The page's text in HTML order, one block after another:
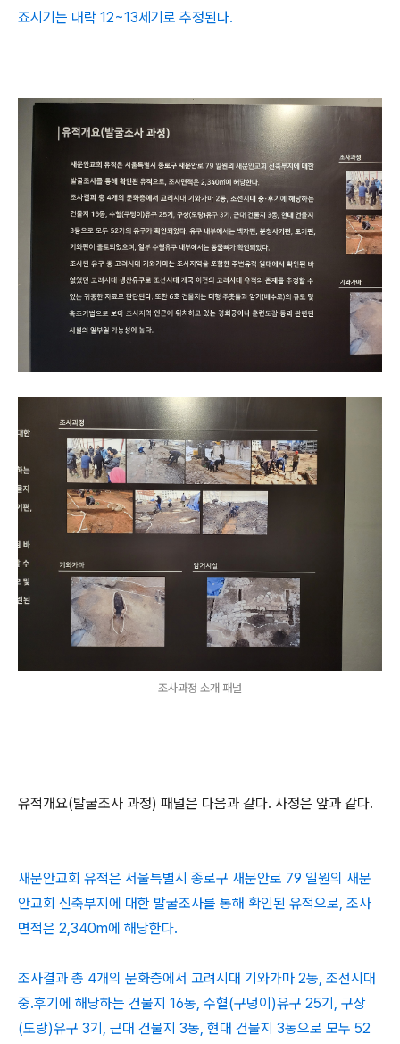
죠시기는 대락 12~13세기로 추정된다.
조사과정 소개 패널
유적개요(발굴조사 과정) 패널은 다음과 같다. 사정은 앞과 같다.
새문안교회 유적은 서울특별시 종로구 새문안로 79 일원의 새문
안교회 신축부지에 대한 발굴조사를 통해 확인된 유적으로, 조사
면적은 2,340m에 해당한다.
조사결과 총 4개의 문화층에서 고려시대 기와가마 2동, 조선시대
중.후기에 해당하는 건물지 16동, 수혈(구덩이)유구 25기, 구상
(도랑)유구 3기, 근대 건물지 3동, 현대 건물지 3동으로 모두 52